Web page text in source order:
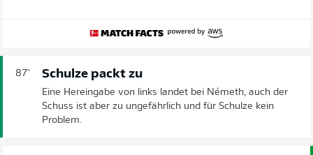
87' Schulze packt zu
Eine Hereingabe von links landet bei Németh, auch der
Schuss ist aber zu ungefährlich und für Schulze kein
Problem.